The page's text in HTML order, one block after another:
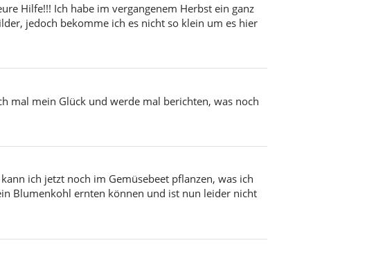
Hilfe!!! Ich habe im vergangenem Herbst ein ganz
jedoch bekomme ich es nicht so klein um es hier
mal mein Glück und werde mal berichten, was noch
ich jetzt noch im Gemüsebeet pflanzen, was ich
Blumenkohl ernten können und ist nun leider nicht